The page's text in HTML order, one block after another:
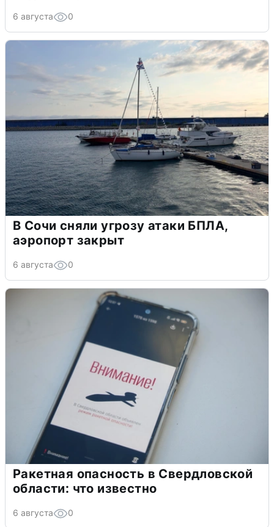
6 августа 0
В Сочи сняли угрозу атаки БПЛА,
аэропорт закрыт
6 августа 0
Ракетная опасность в Свердловской
области: что известно
6 августа 0